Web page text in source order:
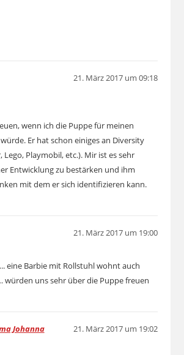
21. März 2017 um 09:18
wenn ich die Puppe für meinen
Er hat schon einiges an Diversity
Lego, Playmobil, etc.). Mir ist es sehr
Entwicklung zu bestärken und ihm
mit dem er sich identifizieren kann.
21. März 2017 um 19:00
eine Barbie mit Rollstuhl wohnt auch
würden uns sehr über die Puppe freuen
Johanna 21. März 2017 um 19:02